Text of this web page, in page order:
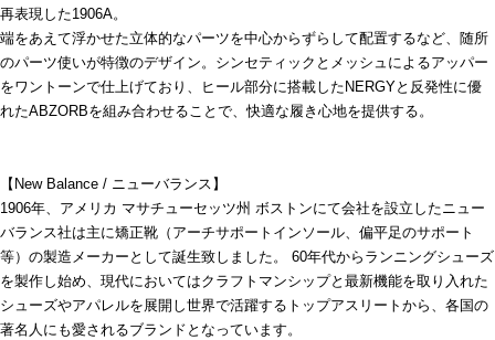
再表現した1906A。
端をあえて浮かせた立体的なパーツを中心からずらして配置するなど、随所
のパーツ使いが特徴のデザイン。シンセティックとメッシュによるアッパー
をワントーンで仕上げており、ヒール部分に搭載したNERGYと反発性に優
れたABZORBを組み合わせることで、快適な履き心地を提供する。
【New Balance / ニューバランス】
1906年、アメリカ マサチューセッツ州 ボストンにて会社を設立したニュー
バランス社は主に矯正靴（アーチサポートインソール、偏平足のサポート
等）の製造メーカーとして誕生致しました。 60年代からランニングシューズ
を製作し始め、現代においてはクラフトマンシップと最新機能を取り入れた
シューズやアパレルを展開し世界で活躍するトップアスリートから、各国の
著名人にも愛されるブランドとなっています。